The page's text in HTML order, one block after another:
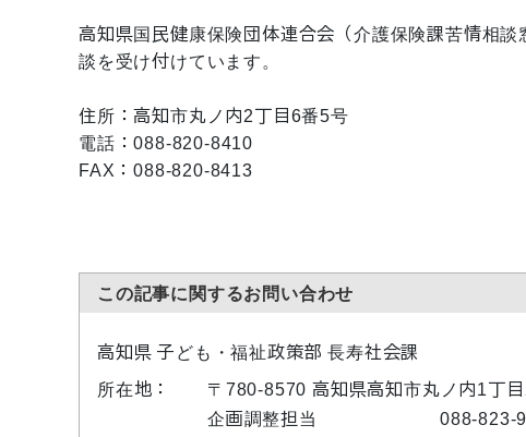
高知県国民健康保険団体連合会（介護保険課苦情相
談を受け付けています。
住所：高知市丸ノ内2丁目6番5号
電話：088-820-8410
FAX：088-820-8413
この記事に関するお問い合わせ
高知県 子ども・福祉政策部 長寿社会課
所在地：
〒780-8570 高知県高知市丸ノ内1丁
企画調整担当
088-823-